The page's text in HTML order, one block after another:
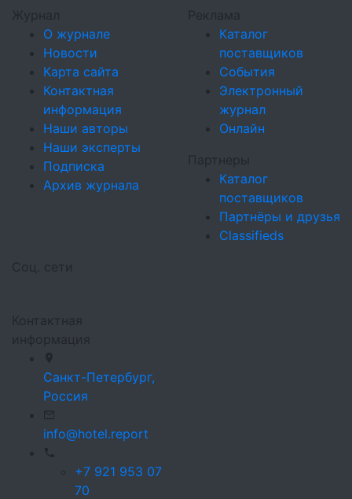
Журнал
О журнале
Новости
Карта сайта
Контактная
информация
Наши авторы
Наши эксперты
Подписка
Архив журнала
Реклама
Каталог
поставщиков
События
Электронный
журнал
Онлайн
Партнеры
Каталог
поставщиков
Партнёры и друзья
Classifieds
Соц. сети
Контактная
информация
Санкт-Петербург,
Россия
info@hotel.report
+7 921 953 07
70